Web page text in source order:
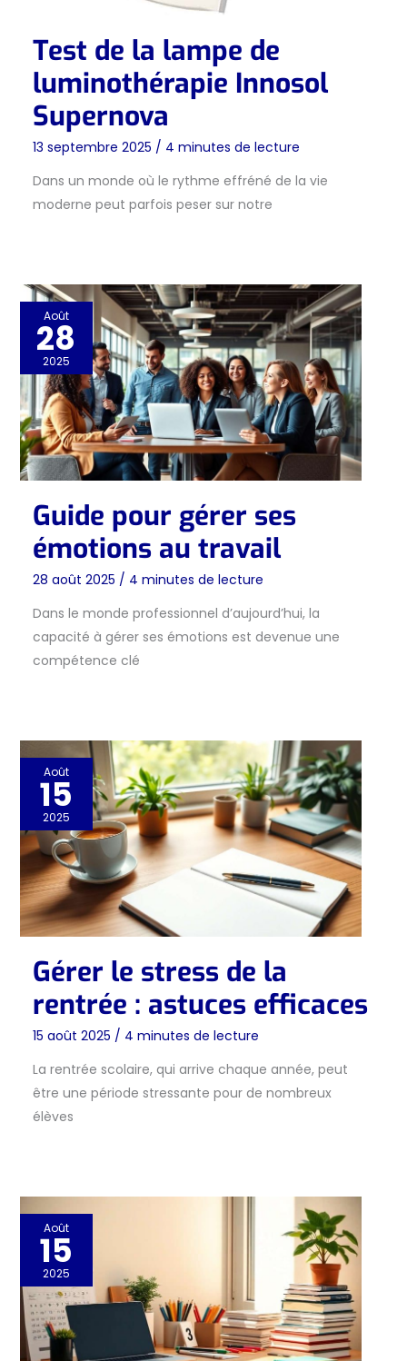
Test de la lampe de
luminothérapie Innosol
Supernova
13 septembre 2025 / 4 minutes de lecture
Dans un monde où le rythme effréné de la vie
moderne peut parfois peser sur notre
Août
28
2025
Guide pour gérer ses
émotions au travail
28 août 2025 / 4 minutes de lecture
Dans le monde professionnel d’aujourd’hui, la
capacité à gérer ses émotions est devenue une
compétence clé
Août
15
2025
Gérer le stress de la
rentrée : astuces efficaces
15 août 2025 / 4 minutes de lecture
La rentrée scolaire, qui arrive chaque année, peut
être une période stressante pour de nombreux
élèves
Août
15
2025